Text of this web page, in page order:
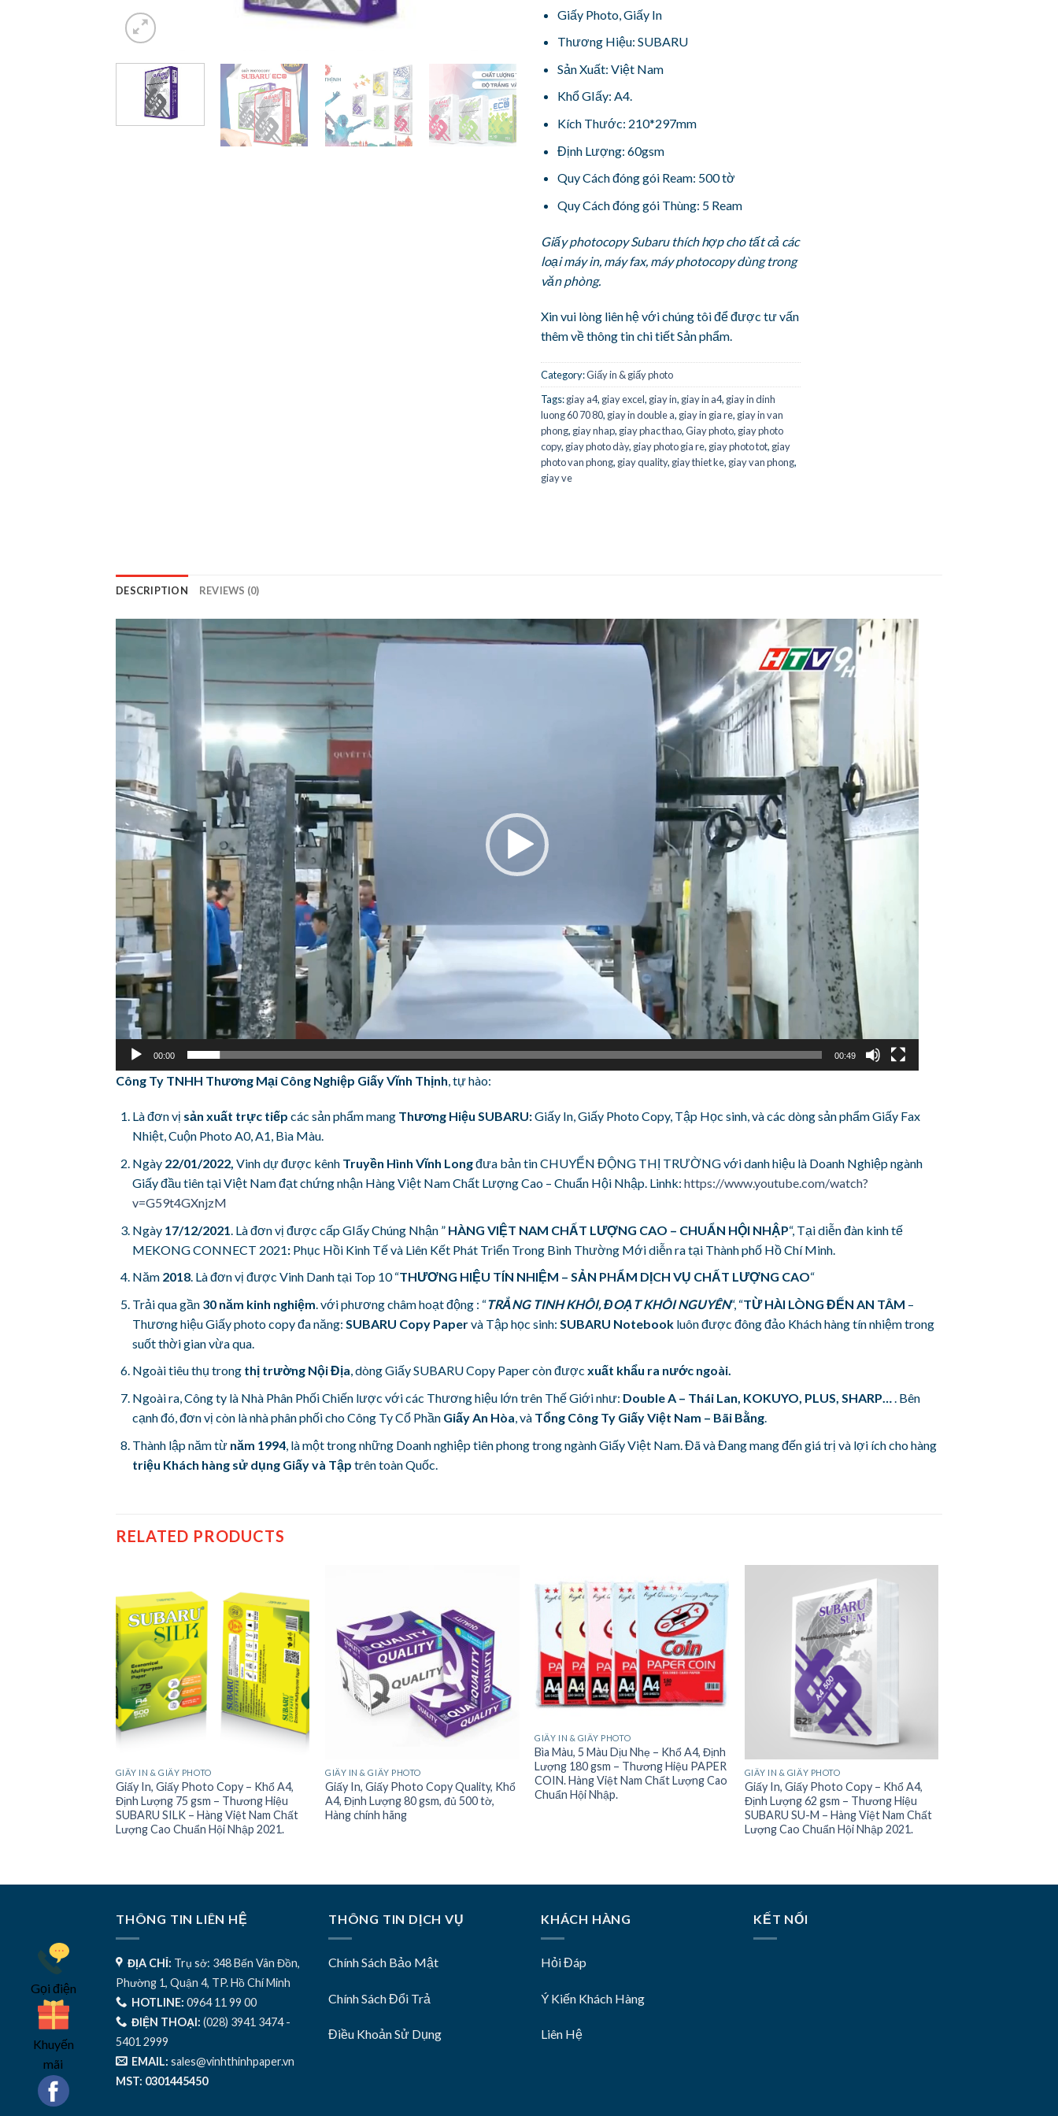
Giấy Photo, Giấy In
Thương Hiệu: SUBARU
Sản Xuất: Việt Nam
Khổ GIấy: A4.
Kích Thước: 210*297mm
Định Lượng: 60gsm
Quy Cách đóng gói Ream: 500 tờ
Quy Cách đóng gói Thùng: 5 Ream
Giấy photocopy Subaru thích hợp cho tất cả các
loại máy in, máy fax, máy photocopy dùng trong
văn phòng.
Xin vui lòng liên hệ với chúng tôi để được tư vấn
thêm về thông tin chi tiết Sản phẩm.
Category:Giấy in & giấy photo
Tags:giay a4, giay excel, giay in, giay in a4, giay in dinh
luong 60 70 80, giay in double a, giay in gia re, giay in van
phong, giay nhap, giay phac thao,Giay photo, giay photo
copy, giay photo dày, giay photo gia re, giay photo tot, giay
photo van phong, giay quality, giay thiet ke, giay van phong,
giay ve
DESCRIPTION REVIEWS (0)
Trình
00:00 00:49
Công Ty TNHH Thương Mại Công Nghiệp Giấy Vĩnh Thịnh , tự hào:
Là đơn vị sản xuất trực tiếp các sản phẩm mang Thương Hiệu SUBARU:Giấy In, Giấy Photo Copy, Tập Học sinh, và các dòng sản phẩm Giấy Fax
Nhiệt, Cuộn Photo A0, A1, Bìa Màu.
Ngày 22/01/2022, Vinh dự được kênh Truyền Hình Vĩnh Longđưa bản tin CHUYỂN ĐỘNG THỊ TRƯỜNG với danh hiệu là Doanh Nghiệp ngành
Giấy đầu tiên tại Việt Nam đạt chứng nhận Hàng Việt Nam Chất Lượng Cao – Chuẩn Hội Nhập. Linhk: https://www.youtube.com/watch?
v=G59t4GXnjzM
Ngày 17/12/2021 . Là đơn vị được cấp GIấy Chúng Nhận ” HÀNG VIỆT NAM CHẤT LƯỢNG CAO – CHUẨN HỘI NHẬP“, Tại diễn đàn kinh tế
MEKONG CONNECT 2021: Phục Hồi Kinh Tế và Liên Kết Phát Triển Trong Bình Thường Mới diễn ra tại Thành phố Hồ Chí Minh.
Năm 2018. Là đơn vị được Vinh Danh tại Top 10 “THƯƠNG HIỆU TÍN NHIỆM – SẢN PHẨM DỊCH VỤ CHẤT LƯỢNG CAO“
Trải qua gần 30 năm kinh nghiệm. với phương châm hoạt động : “TRẮNG TINH KHÔI, ĐOẠT KHÔI NGUYÊN“, “TỪ HÀI LÒNG ĐẾN AN TÂM –
Thương hiệu Giấy photo copy đa năng: SUBARU Copy Papervà Tập học sinh: SUBARU Notebookluôn được đông đảo Khách hàng tín nhiệm trong
suốt thời gian vừa qua.
Ngoài tiêu thụ trong thị trường Nội Địa, dòng Giấy SUBARU Copy Paper còn được xuất khẩu ra nước ngoài.
Ngoài ra, Công ty là Nhà Phân Phối Chiến lược với các Thương hiệu lớn trên Thế Giới như: Double A – Thái Lan, KOKUYO, PLUS, SHARP…. Bên
cạnh đó, đơn vị còn là nhà phân phối cho Công Ty Cổ Phần Giấy An Hòa, và Tổng Công Ty Giấy Việt Nam – Bãi Bằng.
Thành lập năm từ năm 1994, là một trong những Doanh nghiệp tiên phong trong ngành Giấy Việt Nam. Đã và Đang mang đến giá trị và lợi ích cho hàng
triệu Khách hàng sử dụng Giấy và Tập trên toàn Quốc.
RELATED PRODUCTS
GIẤY IN & GIẤY PHOTO
Giấy In, Giấy Photo Copy – Khổ A4,
Định Lượng 75 gsm – Thương Hiệu
SUBARU SILK – Hàng Việt Nam Chất
Lượng Cao Chuẩn Hội Nhập 2021.
GIẤY IN & GIẤY PHOTO
Giấy In, Giấy Photo Copy Quality, Khổ
A4, Định Lượng 80 gsm, đủ 500 tờ,
Hàng chính hãng
GIẤY IN & GIẤY PHOTO
Bìa Màu, 5 Màu Dịu Nhẹ – Khổ A4, Định
Lượng 180 gsm – Thương Hiệu PAPER
COIN. Hàng Việt Nam Chất Lượng Cao
Chuẩn Hội Nhập.
GIẤY IN & GIẤY PHOTO
Giấy In, Giấy Photo Copy – Khổ A4,
Định Lượng 62 gsm – Thương Hiệu
SUBARU SU-M – Hàng Việt Nam Chất
Lượng Cao Chuẩn Hội Nhập 2021.
THÔNG TIN LIÊN HỆ
ĐỊA CHỈ: Trụ sở: 348 Bến Vân Đồn,
Phường 1, Quận 4, TP. Hồ Chí Minh
HOTLINE: 0964 11 99 00
ĐIỆN THOẠI: (028) 3941 3474 -
5401 2999
EMAIL: sales@vinhthinhpaper.vn
MST: 0301445450
THÔNG TIN DỊCH VỤ
Chính Sách Bảo Mật
Chính Sách Đổi Trả
Điều Khoản Sử Dụng
KHÁCH HÀNG
Hỏi Đáp
Ý Kiến Khách Hàng
Liên Hệ
KẾT NỐI
Gọi điện
Khuyến
mãi